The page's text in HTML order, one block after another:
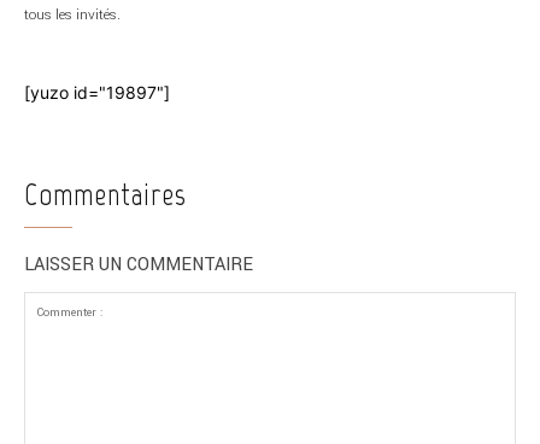
tous les invités.
[yuzo id="19897"]
Commentaires
LAISSER UN COMMENTAIRE